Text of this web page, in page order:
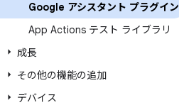
Google アシスタント プラグイン
App Actions テスト ライブラリ
成長
その他の機能の追加
デバイス